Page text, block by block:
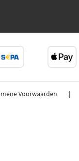
Voorwaarden